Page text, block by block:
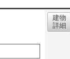
建物
詳細